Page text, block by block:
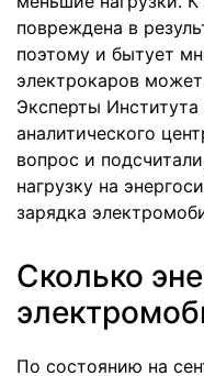
повреждена в
поэтому и бытует
электрокаров
Эксперты
аналитического
вопрос и
нагрузку на
зарядка
Сколько
По состоянию на